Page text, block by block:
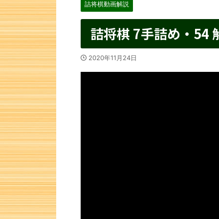
詰将棋動画解説
詰将棋 7手詰め・54
2020年11月24日